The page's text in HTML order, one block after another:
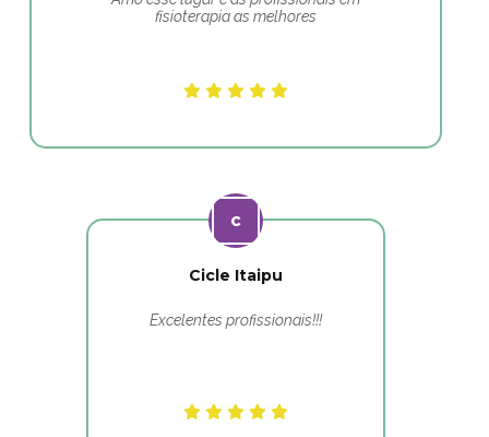
fisioterapia as melhores
Cicle Itaipu
Excelentes profissionais!!!